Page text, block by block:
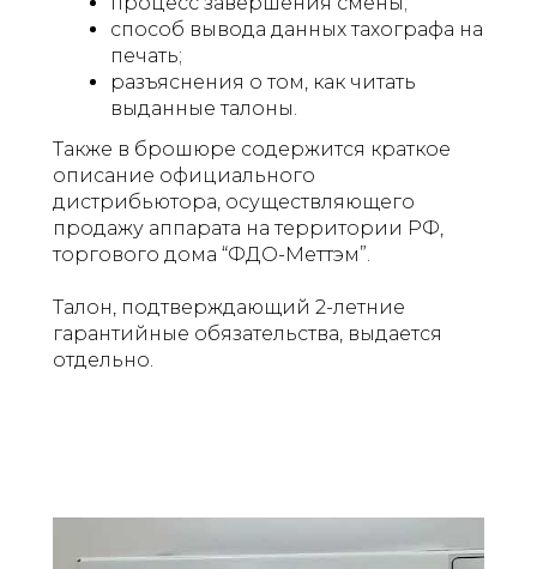
способ вывода данных тахографа на
печать;
разъяснения о том, как читать
выданные талоны.
Также в брошюре содержится краткое
описание официального
дистрибьютора, осуществляющего
продажу аппарата на территории РФ,
торгового дома “ФДО-Меттэм”.
Талон, подтверждающий 2-летние
гарантийные обязательства, выдается
отдельно.